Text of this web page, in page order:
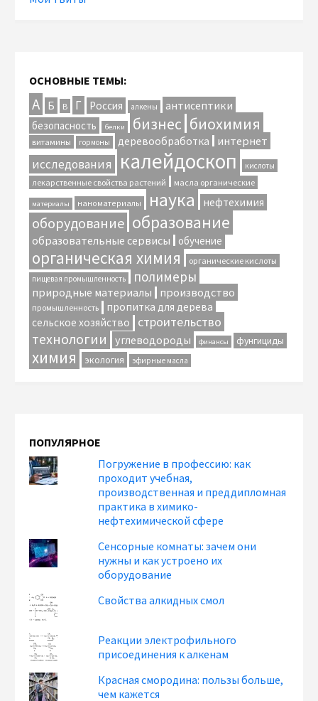
ОСНОВНЫЕ ТЕМЫ:
А Б В Г Россия алкены антисептики
безопасность белки бизнес биохимия
витамины гормоны деревообработка интернет
исследования калейдоскоп кислоты
лекарственные свойства растений масла органические
материалы наноматериалы наука нефтехимия
оборудование образование
образовательные сервисы обучение
органическая химия органические кислоты
пищевая промышленность полимеры
природные материалы производство
промышленность
пропитка для дерева
сельское хозяйство
строительство
технологии углеводороды финансы фунгициды
химия экология эфирные масла
ПОПУЛЯРНОЕ
Погружение в профессию: как
проходит учебная,
производственная и преддипломная
практика в химико-
нефтехимической сфере
Сенсорные комнаты: зачем они
нужны и как устроено их
оборудование
Свойства алкидных смол
Реакции электрофильного
присоединения к алкенам
Красная смородина: пользы больше,
чем кажется